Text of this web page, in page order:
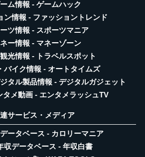
ム情報 - ゲームハック
ン情報 - ファッショントレンド
ツ情報 - スポーツマニア
ー情報 - マネーゾーン
光情報 - トラベルスポット
バイク情報 - オートタイムズ
タル製品情報 - デジタルガジェット
タメ動画 - エンタメラッシュTV
サービス・メディア
ータベース - カロリーマニア
収データベース - 年収白書